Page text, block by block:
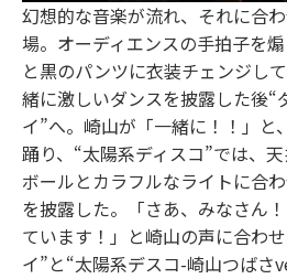
幻想的な音楽が流れ、それに合
場。オーディエンスの手拍子を
と黒のパンツに衣装チェンジし
緒に激しいダンスを披露した後
イ”へ。崎山が「一緒に！！」と
踊り、“太陽系ディスコ”では、
ボールとカラフルなライトに合
を披露した。「さあ、みなさん
ています！」と崎山の声に合わ
イ”と“太陽系デスコ-崎山つばさ